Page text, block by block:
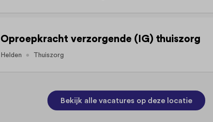
Oproepkracht verzorgende (IG) thuiszorg
Helden Thuiszorg
Bekijk alle vacatures op deze locatie